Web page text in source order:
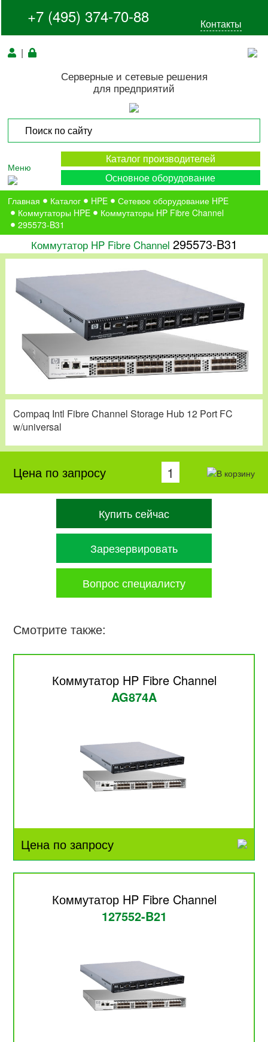
+7 (495) 374-70-88 Контакты
|
Серверные и сетевые решения
для предприятий
Меню
Каталог производителей
Основное оборудование
Главная Каталог HPE
Сетевое оборудование HPE
Коммутаторы HPE
Коммутаторы HP Fibre Channel
295573-B31
Коммутатор HP Fibre Channel 295573-B31
Compaq Intl Fibre Channel Storage Hub 12 Port FC
w/universal
Цена по запросу
Купить сейчас
Зарезервировать
Вопрос специалисту
Смотрите также:
Коммутатор HP Fibre Channel
AG874A
Цена по запросу
Коммутатор HP Fibre Channel
127552-B21